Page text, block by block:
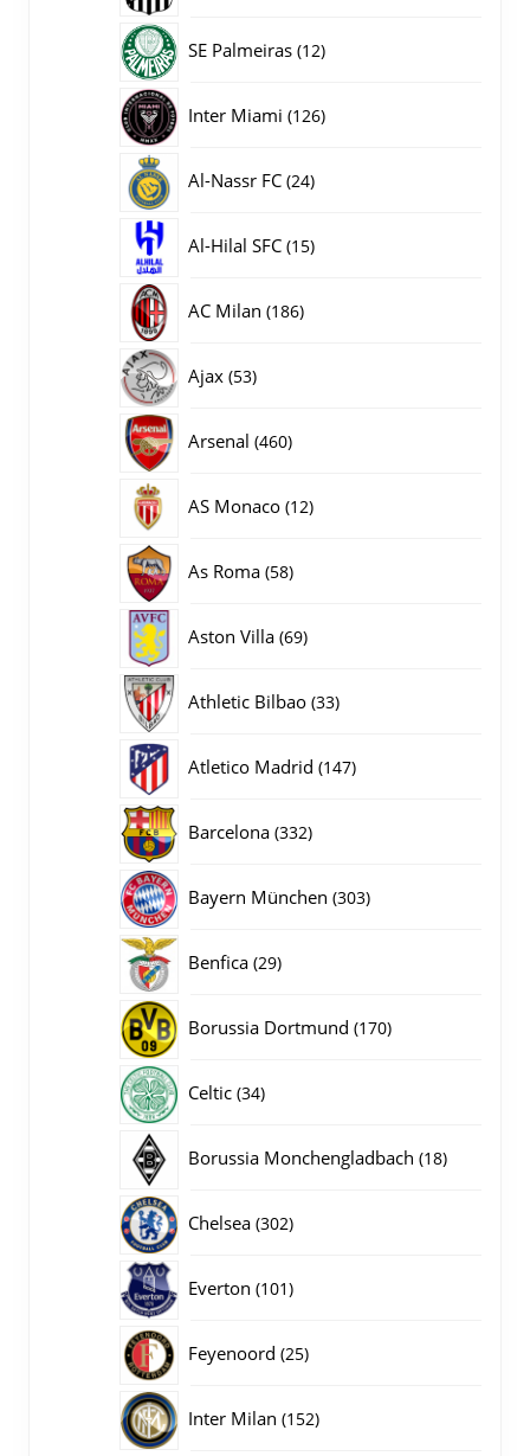
SE Palmeiras 1212
Inter Miami 126126
Al-Nassr FC 2424
Al-Hilal SFC 1515
AC Milan 186186
Ajax 5353
Arsenal 460460
AS Monaco 1212
As Roma 5858
Aston Villa 6969
Athletic Bilbao 3333
Atletico Madrid 147147
Barcelona 332332
Bayern München 303303
Benfica 2929
Borussia Dortmund 170170
Celtic 3434
Borussia Monchengladbach 1818
Chelsea 302302
Everton 101101
Feyenoord 2525
Inter Milan 152152